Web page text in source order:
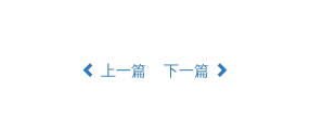
上一篇 下一篇